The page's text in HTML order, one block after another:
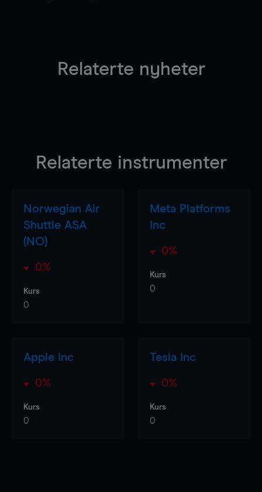
Relaterte nyheter
Relaterte instrumenter
Norwegian Air
Shuttle ASA
(NO)
0%
Kurs
0
Meta Platforms
Inc
0%
Kurs
0
Apple Inc
0%
Kurs
0
Tesla Inc
0%
Kurs
0